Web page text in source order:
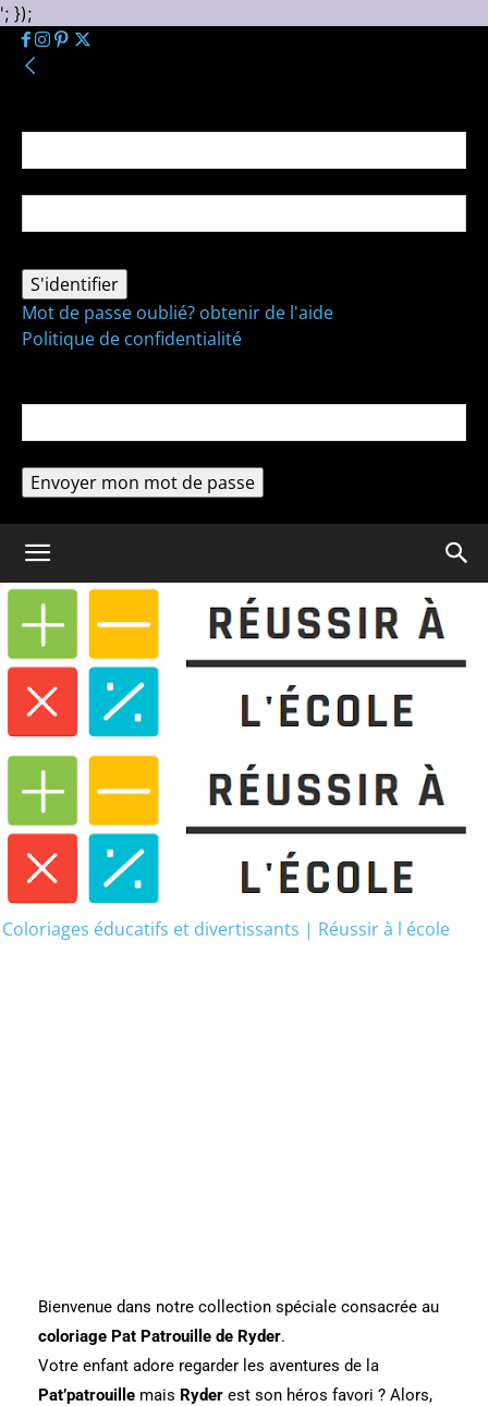
'; });
Mot de passe oublié? obtenir de l'aide
Politique de confidentialité
Coloriages éducatifs et divertissants | Réussir à l école
Coloriage Dessin Ryder Pat Patrouille :
20 images à imprimer
Dessin Ryder Pat Patrouille :
20 images à imprimer
Bienvenue dans notre collection spéciale consacrée au
coloriage Pat Patrouille de Ryder.
Votre enfant adore regarder les aventures de la
Pat’patrouille mais Ryder est son héros favori ? Alors,